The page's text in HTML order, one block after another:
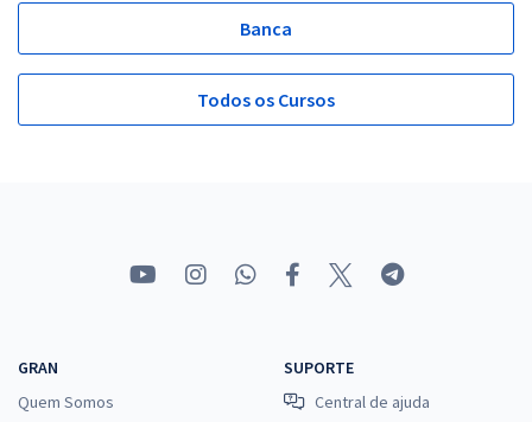
Banca
Todos os Cursos
GRAN
Quem Somos
SUPORTE
Central de ajuda